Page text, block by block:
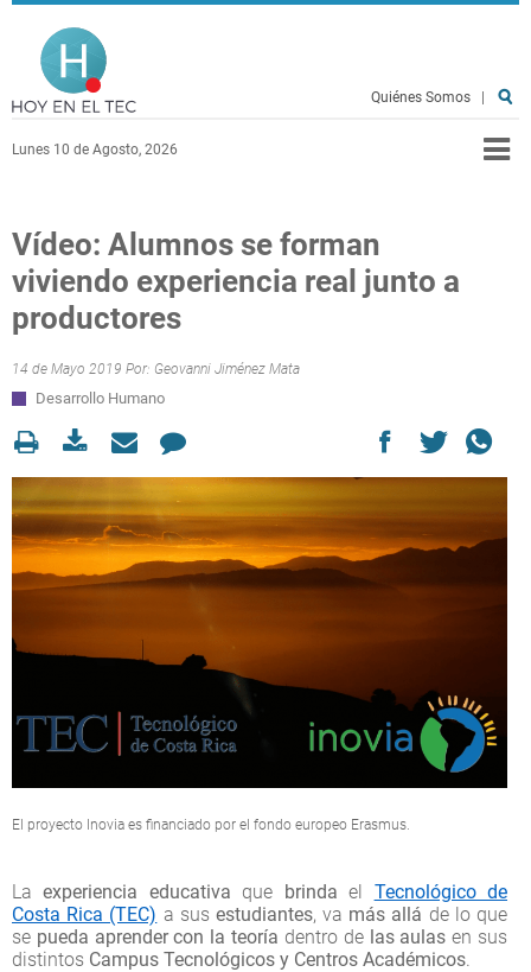
Pasar al contenido principal
Lunes 10 de Agosto, 2026
Quiénes Somos
Vídeo: Alumnos se forman
viviendo experiencia real junto a
productores
14 de Mayo 2019 Por: Geovanni Jiménez Mata
Desarrollo Humano
El proyecto Inovia es financiado por el fondo europeo Erasmus.
Laexperiencia educativa que brinda el Tecnológico de
Costa Rica (TEC) a sus estudiantes, va más allá de lo que
se pueda aprender con la teoría dentro de las aulas en sus
distintos Campus Tecnológicos y Centros Académicos.